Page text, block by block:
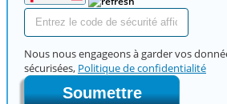
Nous nous engageons à garder vos
sécurisées, Politique de confidentialité
Soumettre